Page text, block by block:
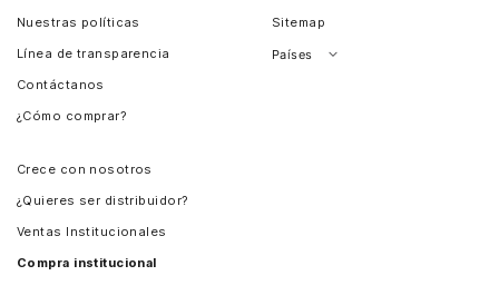
Nuestras políticas
Línea de transparencia
Contáctanos
¿Cómo comprar?
Sitemap
Países
Crece con nosotros
¿Quieres ser distribuidor?
Ventas Institucionales
Compra institucional